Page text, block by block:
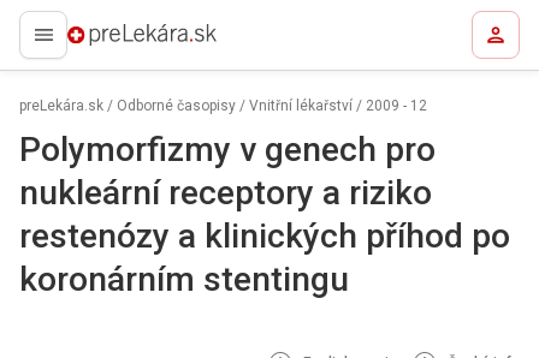
preLekára.sk
preLekára.sk / Odborné časopisy / Vnitřní lékařství / 2009 - 12
Polymorfizmy v genech pro
nukleární receptory a riziko
restenózy a klinických příhod po
koronárním stentingu